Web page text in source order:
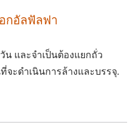
กอัลฟัลฟา
น และจำเป็นต้องแยกถั่ว
ะดำเนินการล้างและบรรจุ.